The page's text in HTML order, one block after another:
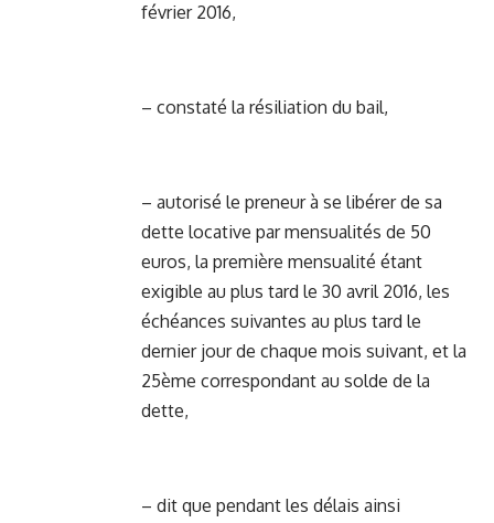
février 2016,
– constaté la résiliation du bail,
– autorisé le preneur à se libérer de sa
dette locative par mensualités de 50
euros, la première mensualité étant
exigible au plus tard le 30 avril 2016, les
échéances suivantes au plus tard le
dernier jour de chaque mois suivant, et la
25ème correspondant au solde de la
dette,
– dit que pendant les délais ainsi